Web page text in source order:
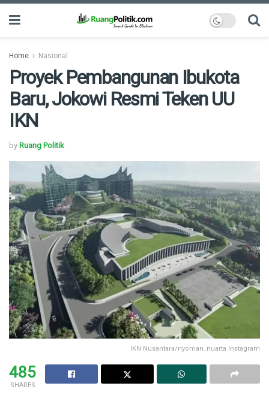
Home Nasional
Proyek Pembangunan Ibukota
Baru, Jokowi Resmi Teken UU
IKN
by Ruang Politik
IKN Nusantara/nyoman_nuarta Instagram
485
SHARES